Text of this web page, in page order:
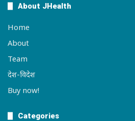
About JHealth
Home
About
Team
देश-विदेश
Buy now!
Categories